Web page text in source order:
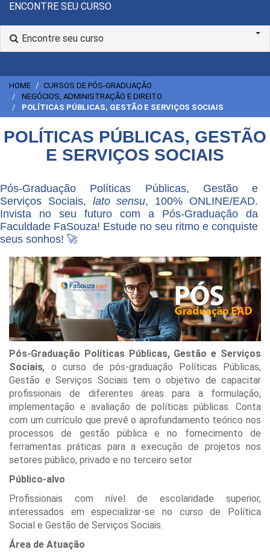
ENCONTRE SEU CURSO
Encontre seu curso
HOME
CURSOS DE PÓS-GRADUAÇÃO
NEGÓCIOS, ADMINISTRAÇÃO E DIREITO
POLÍTICAS PÚBLICAS, GESTÃO E SERVIÇOS SOCIAIS
POLÍTICAS PÚBLICAS, GESTÃO
E SERVIÇOS SOCIAIS
Pós-Graduação Políticas Públicas, Gestão e
Serviços Sociais, lato sensu, 100% ONLINE/EAD.
Invista no seu futuro com a Pós-Graduação da
Faculdade FaSouza! Estude no seu ritmo e conquiste
seus sonhos! 🚀
Pós-Graduação Políticas Públicas, Gestão e Serviços
Sociais,o curso de pós-graduação Políticas Públicas,
Gestão e Serviços Sociais tem o objetivo de capacitar
profissionais de diferentes áreas para a formulação,
implementação e avaliação de políticas públicas. Conta
com um currículo que prevê o aprofundamento teórico nos
processos de gestão pública e no fornecimento de
ferramentas práticas para a execução de projetos nos
setores público, privado e no terceiro setor
Público-alvo
Profissionais com nível de escolaridade superior,
interessados em especializar-se no curso de Política
Social e Gestão de Serviços Sociais.
Área de Atuação